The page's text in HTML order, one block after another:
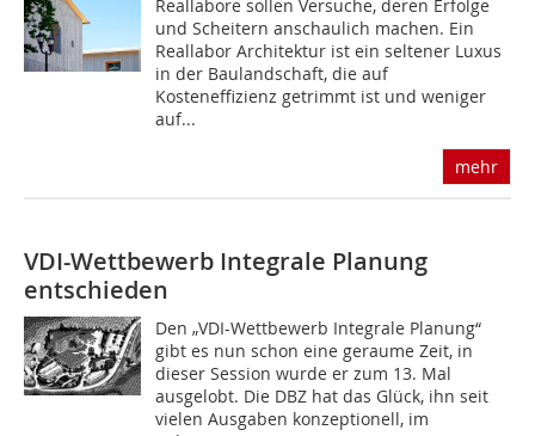
Reallabore sollen Versuche, deren Erfolge
und Scheitern anschaulich machen. Ein
Reallabor Architektur ist ein seltener Luxus
in der Baulandschaft, die auf
Kosteneffizienz getrimmt ist und weniger
auf...
mehr
VDI-Wettbewerb Integrale Planung
entschieden
Den „VDI-Wettbewerb Integrale Planung“
gibt es nun schon eine geraume Zeit, in
dieser Session wurde er zum 13. Mal
ausgelobt. Die DBZ hat das Glück, ihn seit
vielen Ausgaben konzeptionell, im